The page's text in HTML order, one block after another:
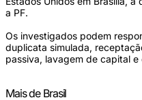
a PF.
Os investigados podem
duplicata simulada,
passiva, lavagem de capital e
Mais de Brasil